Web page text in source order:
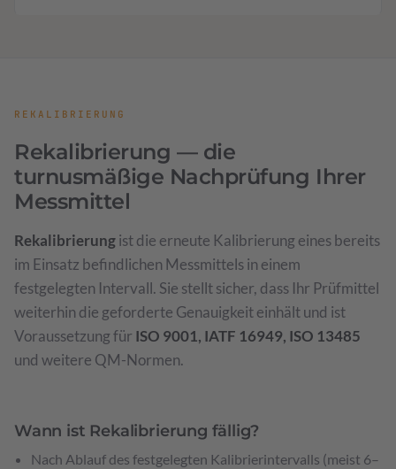
REKALIBRIERUNG
Rekalibrierung — die
turnusmäßige Nachprüfung Ihrer
Messmittel
Rekalibrierungist die erneute Kalibrierung eines bereits
im Einsatz befindlichen Messmittels in einem
festgelegten Intervall. Sie stellt sicher, dass Ihr Prüfmittel
weiterhin die geforderte Genauigkeit einhält und ist
Voraussetzung für ISO 9001, IATF 16949, ISO 13485
und weitere QM-Normen.
Wann ist Rekalibrierung fällig?
Nach Ablauf des festgelegten Kalibrierintervalls (meist 6–